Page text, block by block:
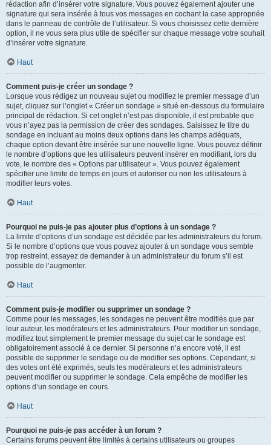
rédaction afin d’insérer votre signature. Vous pouvez également ajouter une
signature qui sera insérée à tous vos messages en cochant la case appropriée
dans le panneau de contrôle de l’utilisateur. Si vous choisissez cette dernière
option, il ne vous sera plus utile de spécifier sur chaque message votre souhait
d’insérer votre signature.
Haut
Comment puis-je créer un sondage ?
Lorsque vous rédigez un nouveau sujet ou modifiez le premier message d’un
sujet, cliquez sur l’onglet « Créer un sondage » situé en-dessous du formulaire
principal de rédaction. Si cet onglet n’est pas disponible, il est probable que
vous n’ayez pas la permission de créer des sondages. Saisissez le titre du
sondage en incluant au moins deux options dans les champs adéquats,
chaque option devant être insérée sur une nouvelle ligne. Vous pouvez définir
le nombre d’options que les utilisateurs peuvent insérer en modifiant, lors du
vote, le nombre des « Options par utilisateur ». Vous pouvez également
spécifier une limite de temps en jours et autoriser ou non les utilisateurs à
modifier leurs votes.
Haut
Pourquoi ne puis-je pas ajouter plus d’options à un sondage ?
La limite d’options d’un sondage est décidée par les administrateurs du forum.
Si le nombre d’options que vous pouvez ajouter à un sondage vous semble
trop restreint, essayez de demander à un administrateur du forum s’il est
possible de l’augmenter.
Haut
Comment puis-je modifier ou supprimer un sondage ?
Comme pour les messages, les sondages ne peuvent être modifiés que par
leur auteur, les modérateurs et les administrateurs. Pour modifier un sondage,
modifiez tout simplement le premier message du sujet car le sondage est
obligatoirement associé à ce dernier. Si personne n’a encore voté, il est
possible de supprimer le sondage ou de modifier ses options. Cependant, si
des votes ont été exprimés, seuls les modérateurs et les administrateurs
peuvent modifier ou supprimer le sondage. Cela empêche de modifier les
options d’un sondage en cours.
Haut
Pourquoi ne puis-je pas accéder à un forum ?
Certains forums peuvent être limités à certains utilisateurs ou groupes